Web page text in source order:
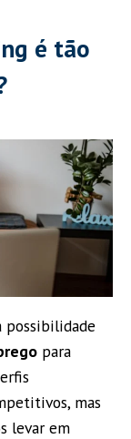
é tão
possibilidade
para
mas
levar em